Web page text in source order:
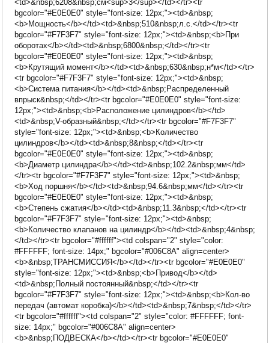
<td>&nbsp;6208&nbsp;см<sup>3</sup></td></tr><tr
bgcolor="#E0E0E0" style="font-size: 12px;"><td>&nbsp;
<b>Мощность</b></td><td>&nbsp;510&nbsp;л.с.</td></tr><tr
bgcolor="#F7F3F7" style="font-size: 12px;"><td>&nbsp;<b>При
оборотах</b></td><td>&nbsp;6800&nbsp;</td></tr><tr
bgcolor="#E0E0E0" style="font-size: 12px;"><td>&nbsp;
<b>Крутящий момент</b></td><td>&nbsp;630&nbsp;н*м</td></tr>
<tr bgcolor="#F7F3F7" style="font-size: 12px;"><td>&nbsp;
<b>Система питания</b></td><td>&nbsp;Распределенный
впрыск&nbsp;</td></tr><tr bgcolor="#E0E0E0" style="font-size:
12px;"><td>&nbsp;<b>Расположение цилиндров</b></td>
<td>&nbsp;V-образный&nbsp;</td></tr><tr bgcolor="#F7F3F7"
style="font-size: 12px;"><td>&nbsp;<b>Количество
цилиндров</b></td><td>&nbsp;8&nbsp;</td></tr><tr
bgcolor="#E0E0E0" style="font-size: 12px;"><td>&nbsp;
<b>Диаметр цилиндра</b></td><td>&nbsp;102.2&nbsp;мм</td>
</tr><tr bgcolor="#F7F3F7" style="font-size: 12px;"><td>&nbsp;
<b>Ход поршня</b></td><td>&nbsp;94.6&nbsp;мм</td></tr><tr
bgcolor="#E0E0E0" style="font-size: 12px;"><td>&nbsp;
<b>Степень сжатия</b></td><td>&nbsp;11.3&nbsp;</td></tr><tr
bgcolor="#F7F3F7" style="font-size: 12px;"><td>&nbsp;
<b>Количество клапанов на цилиндр</b></td><td>&nbsp;4&nbsp;
</td></tr><tr bgcolor="#ffffff"><td colspan="2" style="color:
#FFFFFF; font-size: 14px;" bgcolor="#006C8A" align=center>
<b>&nbsp;ТРАНСМИССИЯ</b></td></tr><tr bgcolor="#E0E0E0"
style="font-size: 12px;"><td>&nbsp;<b>Привод</b></td>
<td>&nbsp;Полный постоянный&nbsp;</td></tr><tr
bgcolor="#F7F3F7" style="font-size: 12px;"><td>&nbsp;<b>Кол-во
передач (автомат коробка)</b></td><td>&nbsp;7&nbsp;</td></tr>
<tr bgcolor="#ffffff"><td colspan="2" style="color: #FFFFFF; font-
size: 14px;" bgcolor="#006C8A" align=center>
<b>&nbsp;ПОДВЕСКА</b></td></tr><tr bgcolor="#E0E0E0"